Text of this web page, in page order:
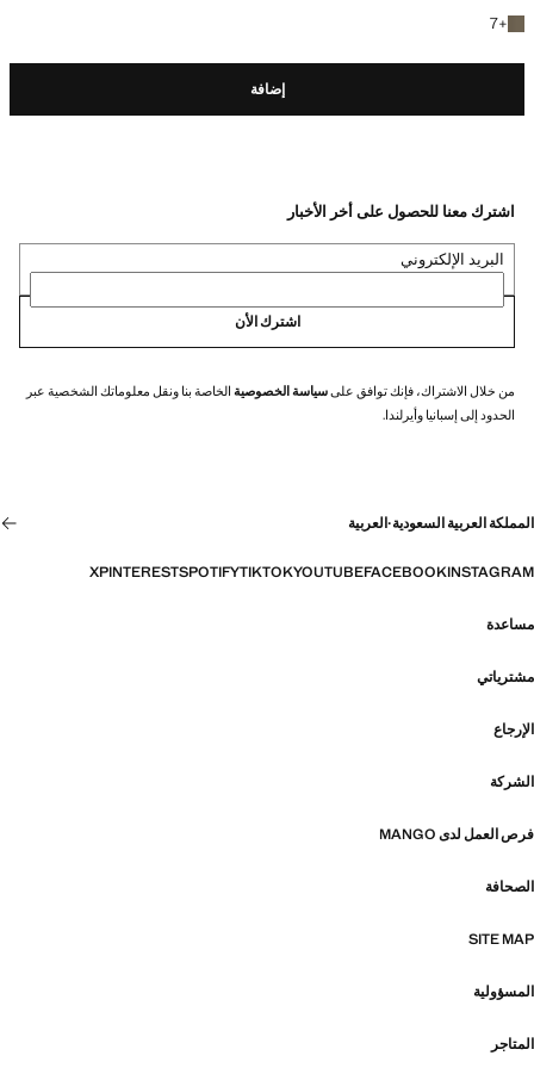
+
7+7 المزيد من الألوان
إضافة
اشترك معنا للحصول على أخر الأخبار
البريد الإلكتروني
اشترك الأن
من خلال الاشتراك، فإنك توافق علىسياسة الخصوصية الخاصة بنا ونقل معلوماتك الشخصية عبر
الحدود إلى إسبانيا وأيرلندا.
المملكة العربية السعودية·العربية
INSTAGRAM
FACEBOOK
YOUTUBE
TIKTOK
SPOTIFY
PINTEREST
X
مساعدة
مشترياتي
الإرجاع
الشركة
فرص العمل لدى MANGO
الصحافة
SITE MAP
المسؤولية
المتاجر